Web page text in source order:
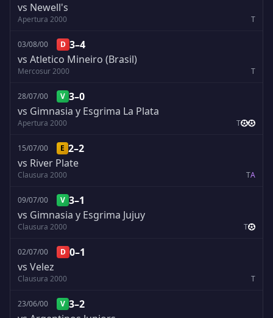
vs Newell's
Apertura 2000 T
03/08/00 D 3–4
vs Atletico Mineiro (Brasil)
Mercosur 2000 T
28/07/00 V 3–0
vs Gimnasia y Esgrima La Plata
Apertura 2000 T
15/07/00 E 2–2
vs River Plate
Clausura 2000 TA
09/07/00 V 3–1
vs Gimnasia y Esgrima Jujuy
Clausura 2000 T
02/07/00 D 0–1
vs Velez
Clausura 2000 T
23/06/00 V 3–2